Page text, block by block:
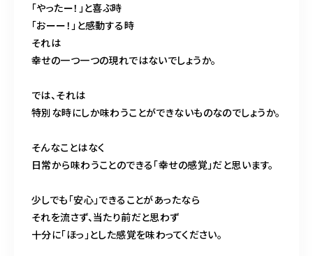
「やったー！」と喜ぶ時
「おーー！」と感動する時
それは
幸せの一つ一つの現れではないでしょうか。
では、それは
特別な時にしか味わうことができないものなのでしょうか。
そんなことはなく
日常から味わうことのできる「幸せの感覚」だと思います。
少しでも「安心」できることがあったなら
それを流さず、当たり前だと思わず
十分に「ほっ」とした感覚を味わってください。